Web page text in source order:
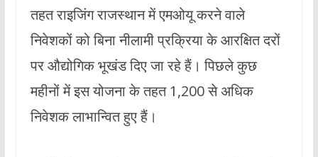
तहत राइजिंग राजस्थान में एमओयू करने वाले
निवेशकों को बिना नीलामी प्रक्रिया के आरक्षित दरों
पर औद्योगिक भूखंड दिए जा रहे हैं। पिछले कुछ
महीनों में इस योजना के तहत 1,200 से अधिक
निवेशक लाभान्वित हुए हैं।